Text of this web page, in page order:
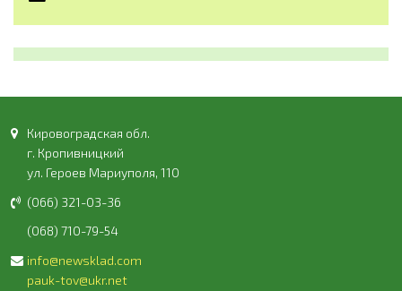
Кировоградская обл.
г. Кропивницкий
ул. Героев Мариуполя, 110
(066) 321-03-36
(068) 710-79-54
info@newsklad.com
pauk-tov@ukr.net